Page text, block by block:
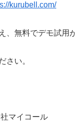
kurubell.com/
、無料でデモ試用
さい。
マイコール